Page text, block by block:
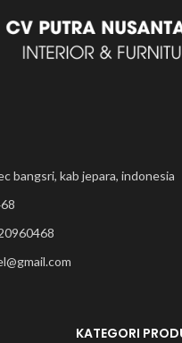
bangsri, kab jepara, indonesia
KATEGORI